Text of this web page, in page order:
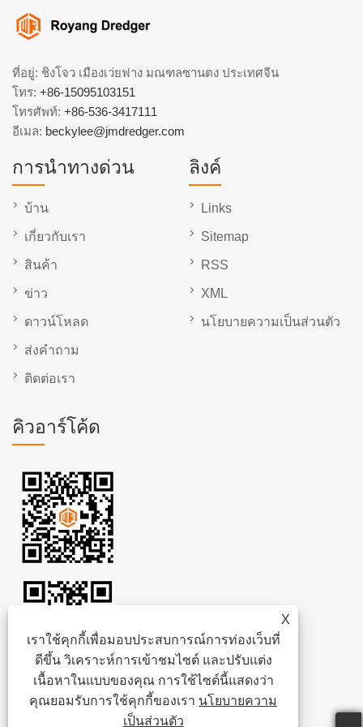
X
เราใช้คุกกี้เพื่อมอบประสบการณ์การท่องเว็บที่
ดีขึ้น วิเคราะห์การเข้าชมไซต์ และปรับแต่ง
เนื้อหาในแบบของคุณ การใช้ไซต์นี้แสดงว่า
คุณยอมรับการใช้คุกกี้ของเรา นโยบายความ
เป็นส่วนตัว
ที่อยู่: ชิงโจว เมืองเว่ยฟาง มณฑลซานตง ประเทศจีน
โทร: +86-15095103151
โทรศัพท์: +86-536-3417111
อีเมล: beckylee@jmdredger.com
การนำทางด่วน
บ้าน
เกี่ยวกับเรา
สินค้า
ข่าว
ดาวน์โหลด
ส่งคำถาม
ติดต่อเรา
ลิงค์
Links
Sitemap
RSS
XML
นโยบายความเป็นส่วนตัว
คิวอาร์โค้ด